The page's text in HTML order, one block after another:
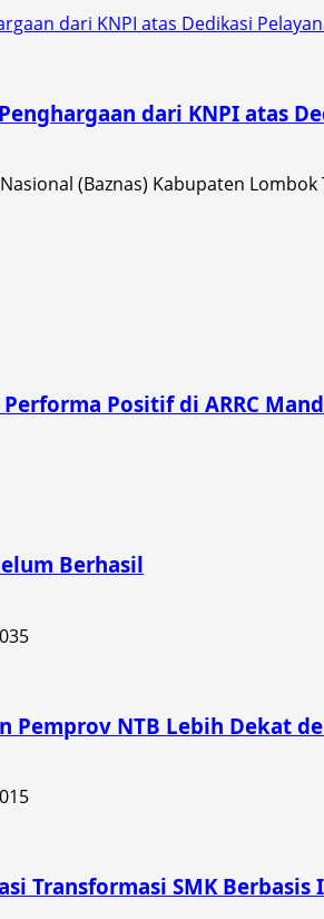
dari KNPI atas Dedikasi
dari KNPI atas
(Baznas) Kabupaten
Positif di ARRC
Berhasil
Pemprov NTB Lebih Dekat
Transformasi SMK Berbasis